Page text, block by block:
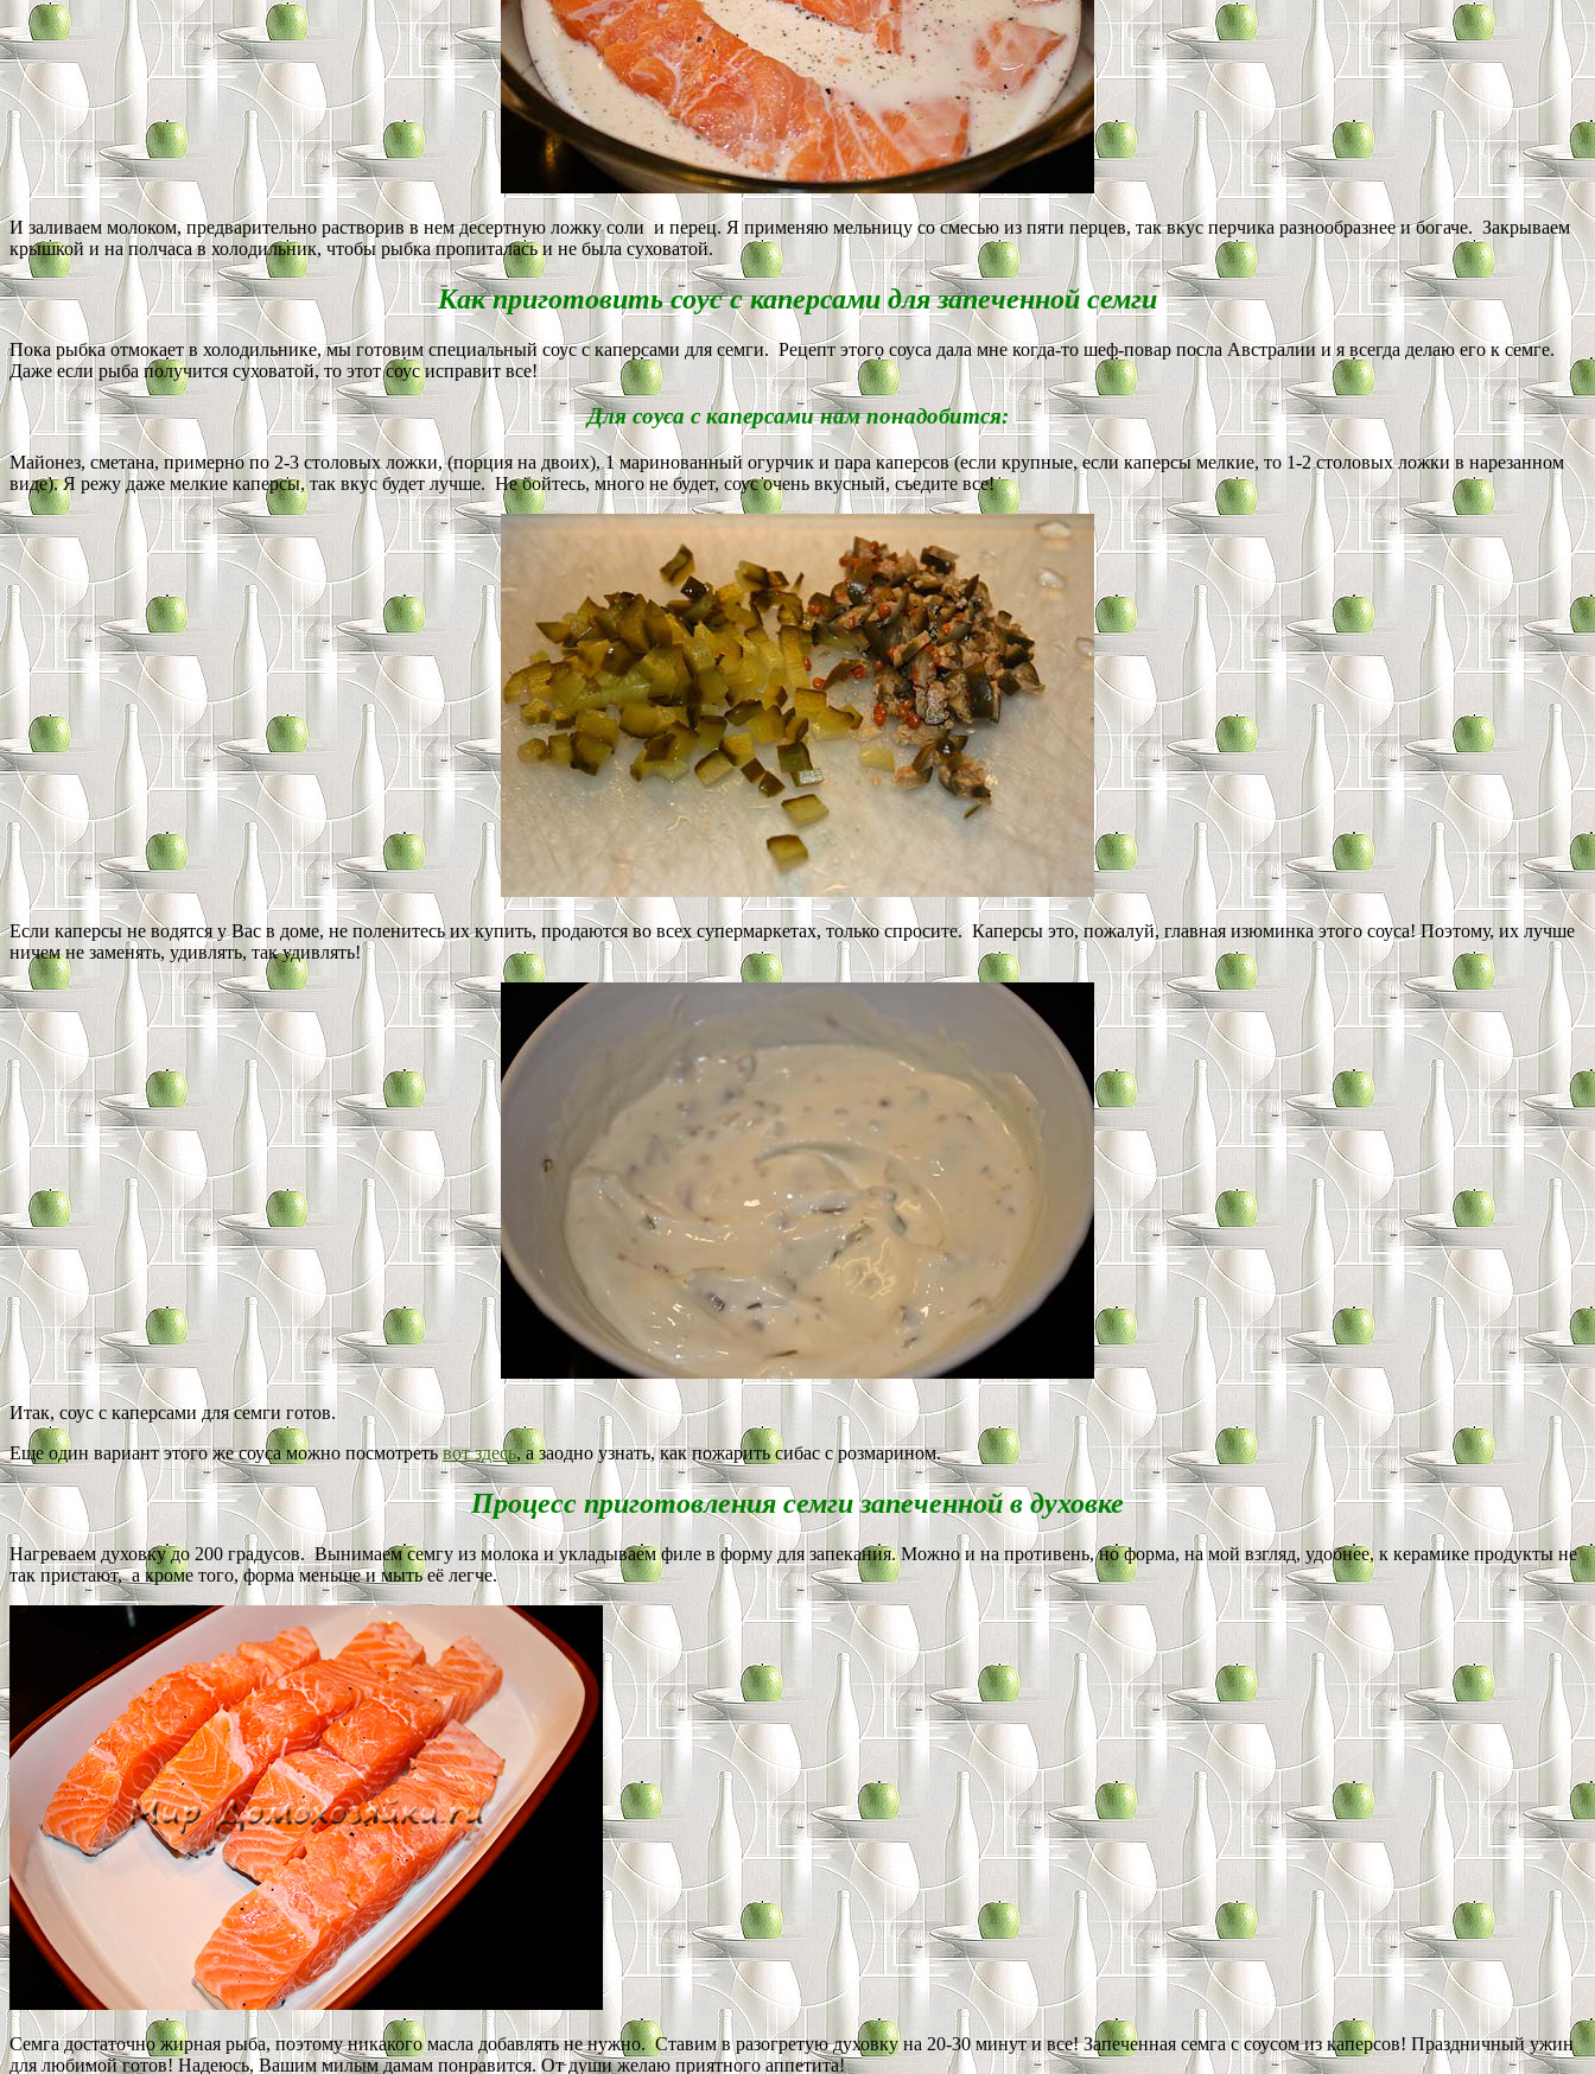
И заливаем молоком, предварительно растворив в нем десертную ложку соли и перец. Я применяю мельницу со смесью из пяти перцев, так вкус перчика разнообразнее и богаче. Закрываем
крышкой и на полчаса в холодильник, чтобы рыбка пропиталась и не была суховатой.
Как приготовить соус с каперсами для запеченной семги
Пока рыбка отмокает в холодильнике, мы готовим специальныйсоус с каперсами для семги. Рецепт этого соуса дала мне когда-то шеф-повар посла Австралии и я всегда делаю его к семге.
Даже если рыба получится суховатой, то этот соус исправит все!
Для соуса с каперсами нам понадобится:
Майонез, сметана, примерно по 2-3 столовых ложки, (порция на двоих), 1 маринованный огурчик и пара каперсов (если крупные, если каперсы мелкие, то 1-2 столовых ложки в нарезанном
виде). Я режу даже мелкие каперсы, так вкус будет лучше. Не бойтесь, много не будет, соус очень вкусный, съедите все!
Если каперсы не водятся у Вас в доме, не поленитесь их купить, продаются во всех супермаркетах, только спросите. Каперсы это, пожалуй, главная изюминка этого соуса! Поэтому, их лучше
ничем не заменять, удивлять, так удивлять!
Итак, соус с каперсами для семги готов.
Еще один вариант этого же соуса можно посмотретьвот здесь, а заодно узнать, как пожарить сибас с розмарином.
Процесс приготовления семги запеченной в духовке
Нагреваем духовку до 200 градусов. Вынимаем семгу из молока и укладываем филе в форму для запекания. Можно и на противень, но форма, на мой взгляд, удобнее, к керамике продукты не
так пристают, а кроме того, форма меньше и мыть её легче.
Семга достаточно жирная рыба, поэтому никакого масла добавлять не нужно. Ставим в разогретую духовку на 20-30 минут и все! Запеченная семга с соусом из каперсов! Праздничный ужин
для любимой готов! Надеюсь, Вашим милым дамам понравится. От души желаю приятного аппетита!